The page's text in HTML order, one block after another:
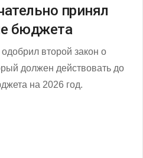
принял
бюджета
второй закон о
должен действовать до
на 2026 год.